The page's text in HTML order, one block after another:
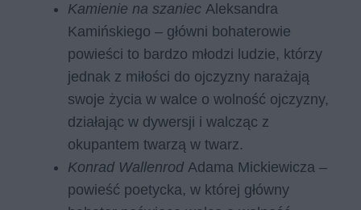
Kamienie na szaniec Aleksandra
Kamińskiego – główni bohaterowie
powieści to bardzo młodzi ludzie, którzy
jednak z miłości do ojczyzny narażają
swoje życia w walce o wolność ojczyzny,
działając w dywersji i walcząc z
okupantem twarzą w twarz.
Konrad Wallenrod Adama Mickiewicza –
powieść poetycka, w której główny